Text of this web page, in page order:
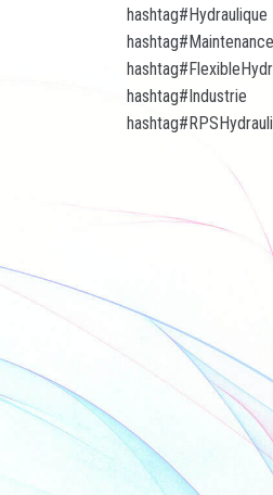
hashtag# Hydraulique
hashtag#
hashtag#
hashtag# Industrie
hashtag#